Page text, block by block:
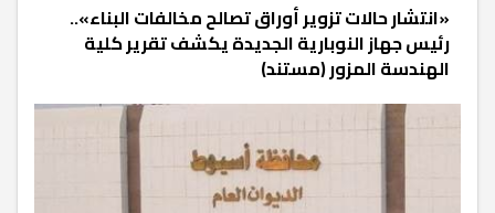
«انتشار حالات تزوير أوراق تصالح مخالفات البناء»..
رئيس جهاز النوبارية الجديدة يكشف تقرير كلية
الهندسة المزور (مستند)